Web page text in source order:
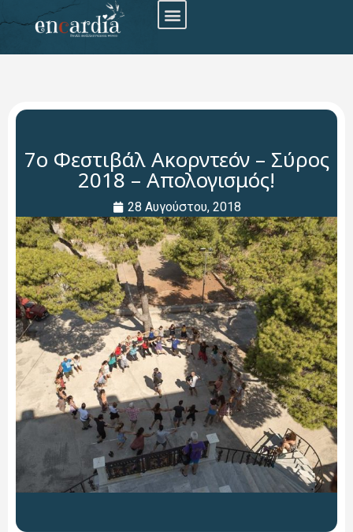
7ο Φεστιβάλ Ακορντεόν – Σύρος
2018 – Απολογισμός!
28 Αυγούστου, 2018